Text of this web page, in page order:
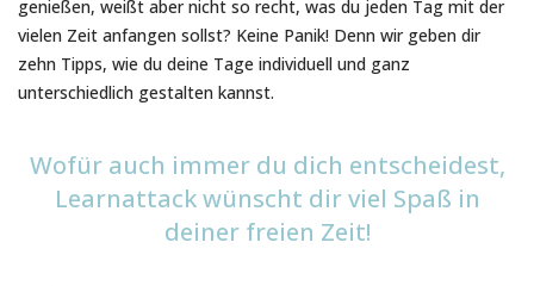
genießen, weißt aber nicht so recht, was du jeden Tag mit der
vielen Zeit anfangen sollst? Keine Panik! Denn wir geben dir
zehn Tipps, wie du deine Tage individuell und ganz
unterschiedlich gestalten kannst.
Wofür auch immer du dich entscheidest,
Learnattack wünscht dir viel Spaß in
deiner freien Zeit!